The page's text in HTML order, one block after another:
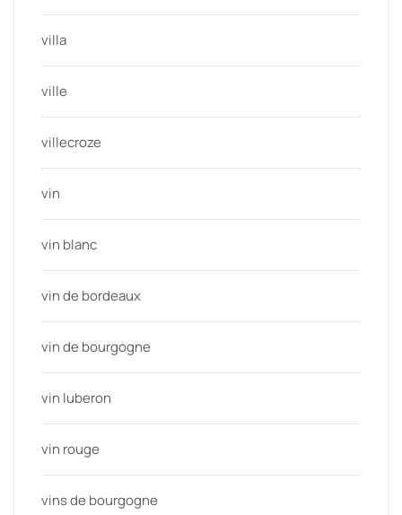
villa
ville
villecroze
vin
vin blanc
vin de bordeaux
vin de bourgogne
vin luberon
vin rouge
vins de bourgogne